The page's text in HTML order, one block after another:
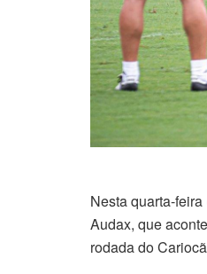
Nesta quarta-
Audax, que
rodada do